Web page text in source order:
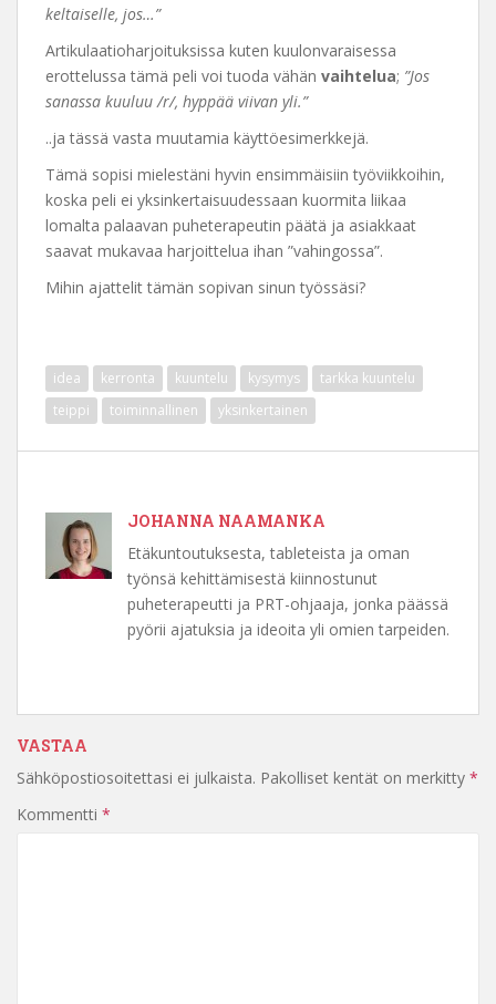
keltaiselle, jos…”
Artikulaatioharjoituksissa kuten kuulonvaraisessa
erottelussa tämä peli voi tuoda vähän vaihtelua; ”Jos
sanassa kuuluu /r/, hyppää viivan yli.”
..ja tässä vasta muutamia käyttöesimerkkejä.
Tämä sopisi mielestäni hyvin ensimmäisiin työviikkoihin,
koska peli ei yksinkertaisuudessaan kuormita liikaa
lomalta palaavan puheterapeutin päätä ja asiakkaat
saavat mukavaa harjoittelua ihan ”vahingossa”.
Mihin ajattelit tämän sopivan sinun työssäsi?
idea kerronta kuuntelu kysymys
tarkka kuuntelu
teippi
toiminnallinen yksinkertainen
JOHANNA NAAMANKA
Etäkuntoutuksesta, tableteista ja oman
työnsä kehittämisestä kiinnostunut
puheterapeutti ja PRT-ohjaaja, jonka päässä
pyörii ajatuksia ja ideoita yli omien tarpeiden.
VASTAA
Sähköpostiosoitettasi ei julkaista. Pakolliset kentät on merkitty *
Kommentti *